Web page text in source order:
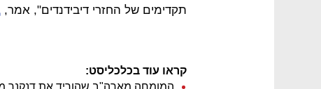
תקדימים של החזרי דיבידנדים", אמר,
קראו עוד בכלכליסט:
המומחה מארה"ב שהוריד את דנקנר